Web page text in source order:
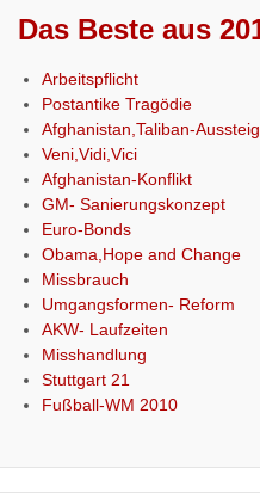
Das Beste aus
Arbeitspflicht
Postantike Tragödie
Afghanistan,Taliban-
Veni,Vidi,Vici
Afghanistan-Konflikt
GM- Sanierungskonzept
Euro-Bonds
Obama,Hope and Change
Missbrauch
Umgangsformen- Reform
AKW- Laufzeiten
Misshandlung
Stuttgart 21
Fußball-WM 2010